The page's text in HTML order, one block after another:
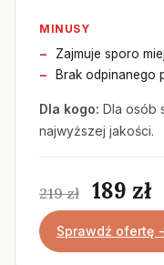
MINUSY
Zajmuje sporo
Brak odpinanego
Dla kogo: Dla osób
najwyższej jakości.
219 zł 189 zł
Sprawdź ofertę